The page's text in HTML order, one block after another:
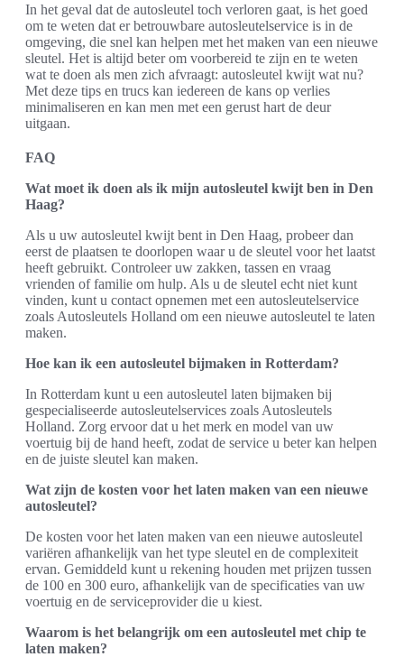
In het geval dat de autosleutel toch verloren gaat, is het goed
om te weten dat er betrouwbare autosleutelservice is in de
omgeving, die snel kan helpen met het maken van een nieuwe
sleutel. Het is altijd beter om voorbereid te zijn en te weten
wat te doen als men zich afvraagt: autosleutel kwijt wat nu?
Met deze tips en trucs kan iedereen de kans op verlies
minimaliseren en kan men met een gerust hart de deur
uitgaan.
FAQ
Wat moet ik doen als ik mijn autosleutel kwijt ben in Den
Haag?
Als u uw autosleutel kwijt bent in Den Haag, probeer dan
eerst de plaatsen te doorlopen waar u de sleutel voor het laatst
heeft gebruikt. Controleer uw zakken, tassen en vraag
vrienden of familie om hulp. Als u de sleutel echt niet kunt
vinden, kunt u contact opnemen met een autosleutelservice
zoals Autosleutels Holland om een nieuwe autosleutel te laten
maken.
Hoe kan ik een autosleutel bijmaken in Rotterdam?
In Rotterdam kunt u een autosleutel laten bijmaken bij
gespecialiseerde autosleutelservices zoals Autosleutels
Holland. Zorg ervoor dat u het merk en model van uw
voertuig bij de hand heeft, zodat de service u beter kan helpen
en de juiste sleutel kan maken.
Wat zijn de kosten voor het laten maken van een nieuwe
autosleutel?
De kosten voor het laten maken van een nieuwe autosleutel
variëren afhankelijk van het type sleutel en de complexiteit
ervan. Gemiddeld kunt u rekening houden met prijzen tussen
de 100 en 300 euro, afhankelijk van de specificaties van uw
voertuig en de serviceprovider die u kiest.
Waarom is het belangrijk om een autosleutel met chip te
laten maken?